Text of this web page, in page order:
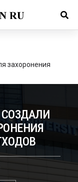
захоронения